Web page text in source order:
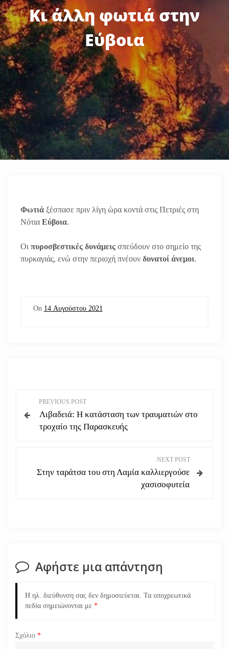
Κι άλλη φωτιά στην
Εύβοια
Φωτιά ξέσπασε πριν λίγη ώρα κοντά στις Πετριές στη
Νότια Εύβοια.
Οι πυροσβεστικές δυνάμεις σπεύδουν στο σημείο της
πυρκαγιάς, ενώ στην περιοχή πνέουν δυνατοί άνεμοι.
On 14 Αυγούστου 2021
λ
η
ά
θ
PREVIOUS POST
Λιβαδειά: Η κατάσταση των τραυματιών στο
τροχαίο της Παρασκευής
NEXT POST
Στην ταράτσα του στη Λαμία καλλιεργούσε
χασισοφυτεία
Αφήστε μια απάντηση
Η ηλ. διεύθυνση σας δεν δημοσιεύεται. Τα υποχρεωτικά
πεδία σημειώνονται με *
Σχόλιο *